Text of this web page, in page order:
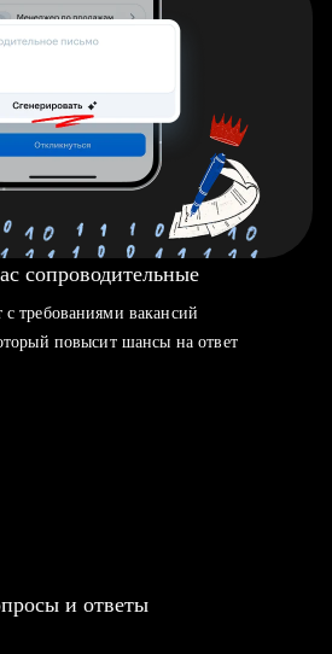
сопроводительные
требованиями вакансий
повысит шансы на ответ
и ответы